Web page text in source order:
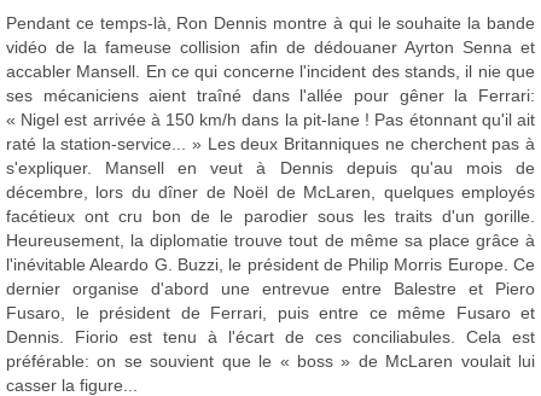
Pendant ce temps-là, Ron Dennis montre à qui le souhaite la bande
vidéo de la fameuse collision afin de dédouaner Ayrton Senna et
accabler Mansell. En ce qui concerne l'incident des stands, il nie que
ses mécaniciens aient traîné dans l'allée pour gêner la Ferrari:
« Nigel est arrivée à 150 km/h dans la pit-lane ! Pas étonnant qu'il ait
raté la station-service... » Les deux Britanniques ne cherchent pas à
s'expliquer. Mansell en veut à Dennis depuis qu'au mois de
décembre, lors du dîner de Noël de McLaren, quelques employés
facétieux ont cru bon de le parodier sous les traits d'un gorille.
Heureusement, la diplomatie trouve tout de même sa place grâce à
l'inévitable Aleardo G. Buzzi, le président de Philip Morris Europe. Ce
dernier organise d'abord une entrevue entre Balestre et Piero
Fusaro, le président de Ferrari, puis entre ce même Fusaro et
Dennis. Fiorio est tenu à l'écart de ces conciliabules. Cela est
préférable: on se souvient que le « boss » de McLaren voulait lui
casser la figure...